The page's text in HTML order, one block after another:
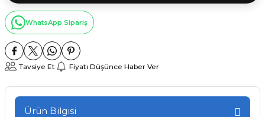
WhatsApp Sipariş
Tavsiye Et Fiyatı Düşünce Haber Ver
Ürün Bilgisi